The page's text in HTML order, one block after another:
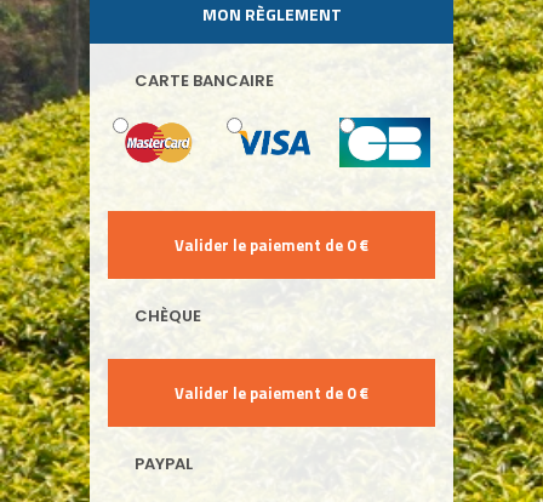
MON RÈGLEMENT
CARTE BANCAIRE
CHÈQUE
PAYPAL